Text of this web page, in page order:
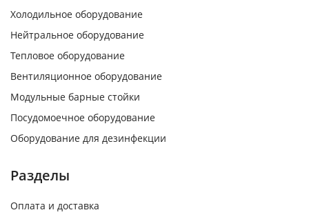
Холодильное оборудование
Нейтральное оборудование
Тепловое оборудование
Вентиляционное оборудование
Модульные барные стойки
Посудомоечное оборудование
Оборудование для дезинфекции
Разделы
Оплата и доставка